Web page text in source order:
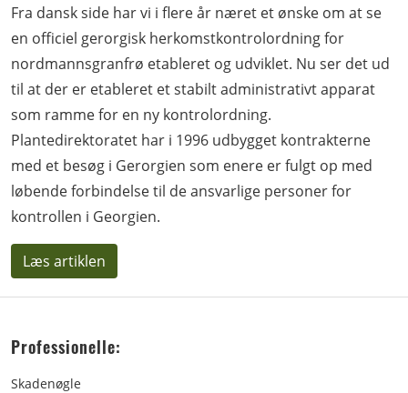
Fra dansk side har vi i flere år næret et ønske om at se
en officiel gerorgisk herkomstkontrolordning for
nordmannsgranfrø etableret og udviklet. Nu ser det ud
til at der er etableret et stabilt administrativt apparat
som ramme for en ny kontrolordning.
Plantedirektoratet har i 1996 udbygget kontrakterne
med et besøg i Gerorgien som enere er fulgt op med
løbende forbindelse til de ansvarlige personer for
kontrollen i Georgien.
Læs artiklen
Professionelle:
Skadenøgle